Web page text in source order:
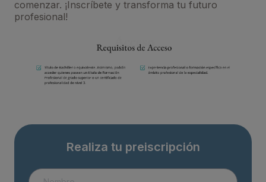
comenzar. ¡Inscríbete y transforma tu futuro
profesional!
Realiza tu preiscripción